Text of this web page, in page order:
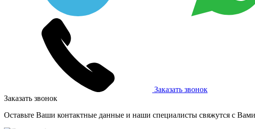
Заказать звонок
Заказать звонок
Оставьте Ваши контактные данные и наши специалисты свяжутся с